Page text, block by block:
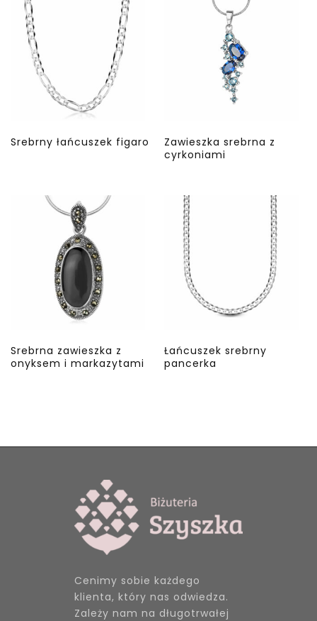
Srebrny łańcuszek figaro
Zawieszka srebrna z
cyrkoniami
Srebrna zawieszka z
onyksem i markazytami
Łańcuszek srebrny
pancerka
Cenimy sobie każdego
klienta, który nas odwiedza.
Zależy nam na długotrwałej